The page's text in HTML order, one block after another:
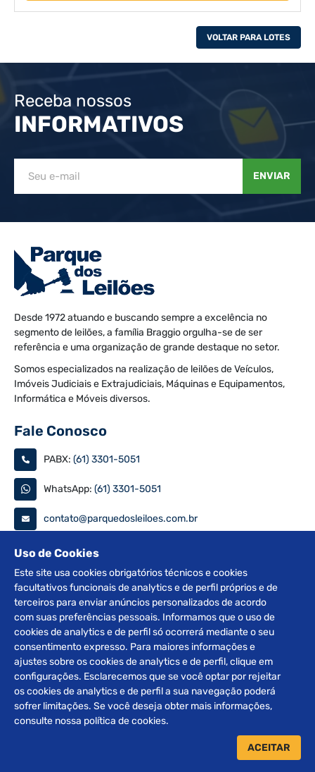
VOLTAR PARA LOTES
Receba nossos
INFORMATIVOS
ENVIAR
Desde 1972 atuando e buscando sempre a excelência no
segmento de leilões, a família Braggio orgulha-se de ser
referência e uma organização de grande destaque no setor.
Somos especializados na realização de leilões de Veículos,
Imóveis Judiciais e Extrajudiciais, Máquinas e Equipamentos,
Informática e Móveis diversos.
Fale Conosco
PABX: (61) 3301-5051
WhatsApp: (61) 3301-5051
contato@parquedosleiloes.com.br
Consulte seu documento
PESQUISAR
Siga nas redes
2012 © Copyright Parque dos Leilões. Desenvolvido por
Uso de Cookies
Este site usa cookies obrigatórios técnicos e cookies
facultativos funcionais de analytics e de perfil próprios e de
terceiros para enviar anúncios personalizados de acordo
com suas preferências pessoais. Informamos que o uso de
cookies de analytics e de perfil só ocorrerá mediante o seu
consentimento expresso. Para maiores informações e
ajustes sobre os cookies de analytics e de perfil, clique em
configurações. Esclarecemos que se você optar por rejeitar
os cookies de analytics e de perfil a sua navegação poderá
sofrer limitações. Se você deseja obter mais informações,
consulte nossa política de cookies.
ACEITAR